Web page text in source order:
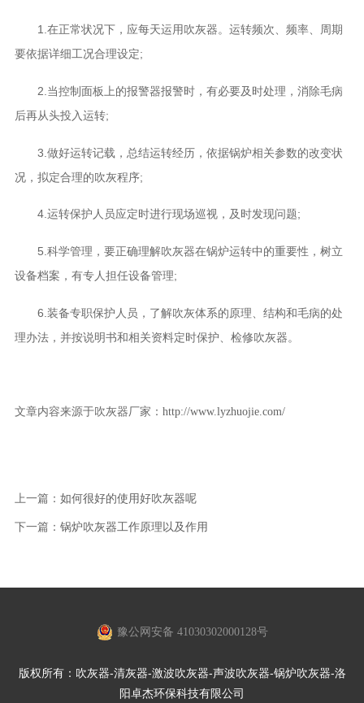
1.在正常状况下，应每天运用吹灰器。运转频次、频率、周期
要依据详细工况合理设定;
2.当控制面板上的报警器报警时，有必要及时处理，消除毛病
后再从头投入运转;
3.做好运转记载，总结运转经历，依据锅炉相关参数的改变状
况，拟定合理的吹灰程序;
4.运转保护人员应定时进行现场巡视，及时发现问题;
5.科学管理，要正确理解吹灰器在锅炉运转中的重要性，树立
设备档案，有专人担任设备管理;
6.装备专职保护人员，了解吹灰体系的原理、结构和毛病的处
理办法，并按说明书和相关资料定时保护、检修吹灰器。
文章内容来源于吹灰器厂家： http://www.lyzhuojie.com/
上一篇： 如何很好的使用好吹灰器呢
下一篇： 锅炉吹灰器工作原理以及作用
豫公网安备 41030302000128号
版权所有：吹灰器-清灰器-激波吹灰器-声波吹灰器-锅炉吹灰器-洛
阳卓杰环保科技有限公司